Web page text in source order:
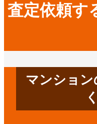
査定依頼す
マンション